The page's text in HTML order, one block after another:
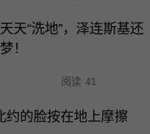
天“洗地”，泽连斯基还
！
阅读 41
约的脸按在地上摩擦